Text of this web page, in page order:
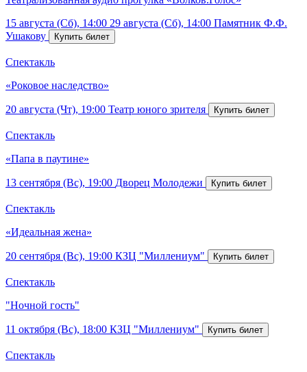
15 августа (Сб), 14:00 29 августа (Сб), 14:00 Памятник Ф.Ф.
Ушакову
Спектакль
«Роковое наследство»
20 августа (Чт), 19:00 Театр юного зрителя
Спектакль
«Папа в паутине»
13 сентября (Вс), 19:00 Дворец Молодежи
Спектакль
«Идеальная жена»
20 сентября (Вс), 19:00 КЗЦ "Миллениум"
Спектакль
"Ночной гость"
11 октября (Вс), 18:00 КЗЦ "Миллениум"
Спектакль